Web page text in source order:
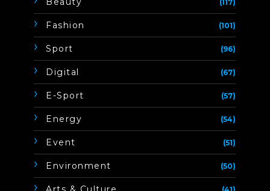
(117)
Fashion (101)
Sport (96)
Digital (67)
E-Sport (57)
Energy (54)
Event (51)
Environment (50)